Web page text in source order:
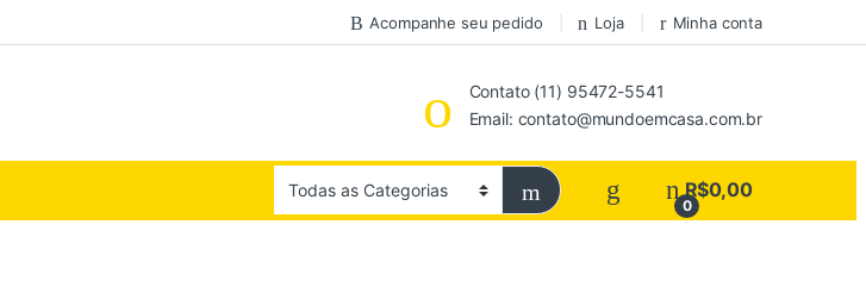
Acompanhe seu pedido Loja Minha conta
Contato (11) 95472-5541
Email: contato@mundoemcasa.com.br
0
R$0,00